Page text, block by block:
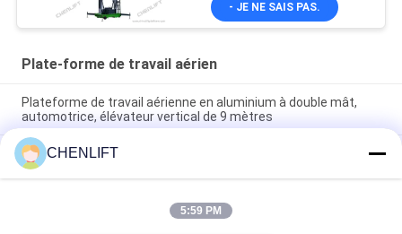
- JE NE SAIS PAS.
Plate-forme de travail aérien
Plateforme de travail aérienne en aluminium à double mât,
automotrice, élévateur vertical de 9 mètres
Plateforme de travail aérienne de 10 mètres de hauteur, à
double mât, table élévatrice hydraulique verticale
Plateforme de travail aérien en aluminium avec hauteur de
levage de 14 m, hauteur de plateforme quadruple mât de 300
CHENLIFT
5:59 PM